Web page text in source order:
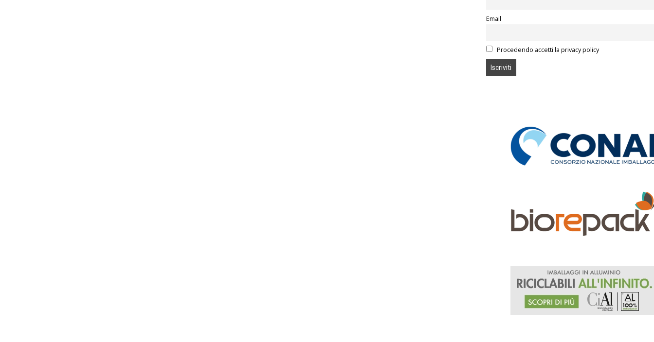
Email
Procedendo accetti la privacy policy